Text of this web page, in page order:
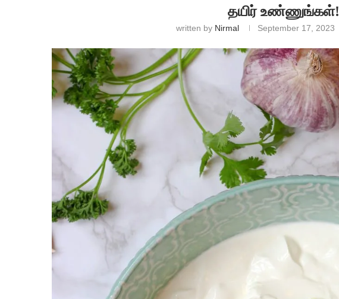
தயிர் உண்ணுங்கள்!
written by Nirmal September 17, 2023